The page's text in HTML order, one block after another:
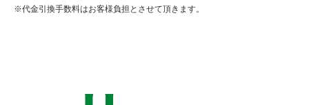
※代金引換手数料はお客様負担とさせて頂きます。